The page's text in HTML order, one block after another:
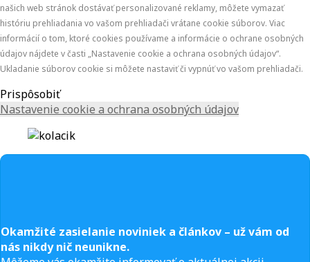
našich web stránok dostávať personalizované reklamy, môžete vymazať
históriu prehliadania vo vašom prehliadači vrátane cookie súborov. Viac
informácií o tom, ktoré cookies používame a informácie o ochrane osobných
údajov nájdete v časti „Nastavenie cookie a ochrana osobných údajov“.
Ukladanie súborov cookie si môžete nastaviť či vypnúť vo vašom prehliadači.
Prispôsobiť
Nastavenie cookie a ochrana osobných údajov
Okamžité zasielanie noviniek a článkov – už vám od
nás nikdy nič neunikne.